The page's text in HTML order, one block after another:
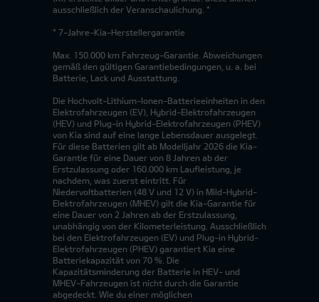
ausschließlich der Veranschaulichung. *
* 7-Jahre-Kia-Herstellergarantie
Max. 150.000 km Fahrzeug-Garantie. Abweichungen
gemäß den gültigen Garantiebedingungen, u. a. bei
Batterie, Lack und Ausstattung.
Die Hochvolt-Lithium-Ionen-Batterieeinheiten in den
Elektrofahrzeugen (EV), Hybrid-Elektrofahrzeugen
(HEV) und Plug-in Hybrid-Elektrofahrzeugen (PHEV)
von Kia sind auf eine lange Lebensdauer ausgelegt.
Für diese Batterien gilt ab Modelljahr 2026 die Kia-
Garantie für eine Dauer von 8 Jahren ab der
Erstzulassung oder 160.000 km Laufleistung, je
nachdem, was zuerst eintritt. Für
Niedervoltbatterien (48 V und 12 V) in Mild-Hybrid-
Elektrofahrzeugen (MHEV) gilt die Kia-Garantie für
eine Dauer von 2 Jahren ab der Erstzulassung,
unabhängig von der Kilometerleistung. Ausschließlich
bei den Elektrofahrzeugen (EV) und Plug-in Hybrid-
Elektrofahrzeugen (PHEV) garantiert Kia eine
Batteriekapazität von 70 %. Die
Kapazitätsminderung der Batterie in HEV- und
MHEV-Fahrzeugen ist nicht durch die Garantie
abgedeckt. Wie du einer möglichen